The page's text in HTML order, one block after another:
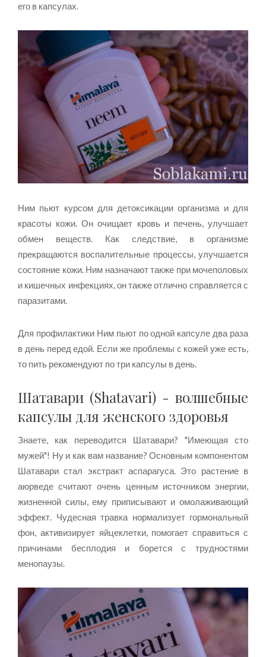
его в капсулах.
Ним пьют курсом для детоксикации организма и для
красоты кожи. Он очищает кровь и печень, улучшает
обмен веществ. Как следствие, в организме
прекращаются воспалительные процессы, улучшается
состояние кожи. Ним назначают также при мочеполовых
и кишечных инфекциях, он также отлично справляется с
паразитами.
Для профилактики Ним пьют по одной капсуле два раза
в день перед едой. Если же проблемы с кожей уже есть,
то пить рекомендуют по три капсулы в день.
Шатавари (Shatavari) - волшебные
капсулы для женского здоровья
Знаете, как переводится Шатавари? "Имеющая сто
мужей"! Ну и как вам название? Основным компонентом
Шатавари стал экстракт аспарагуса. Это растение в
аюрведе считают очень ценным источником энергии,
жизненной силы, ему приписывают и омолаживающий
эффект. Чудесная травка нормализует гормональный
фон, активизирует яйцеклетки, помогает справиться с
причинами бесплодия и борется с трудностями
менопаузы.